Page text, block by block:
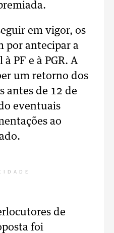
em vigor, os
por antecipar a
PF e à PGR. A
um retorno dos
antes de 12 de
eventuais
ao
de
foi